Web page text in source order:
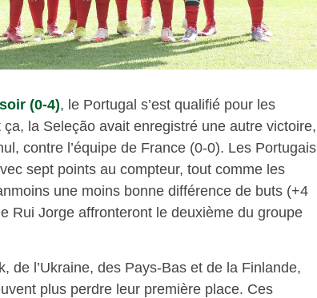
(0-4), le Portugal s’est qualifié pour les
la Seleção avait enregistré une autre victoire,
contre l’équipe de France (0-0). Les Portugais
sept points au compteur, tout comme les
une moins bonne différence de buts (+4
Rui Jorge affronteront le deuxième du groupe
de l’Ukraine, des Pays-Bas et de la Finlande,
plus perdre leur première place. Ces